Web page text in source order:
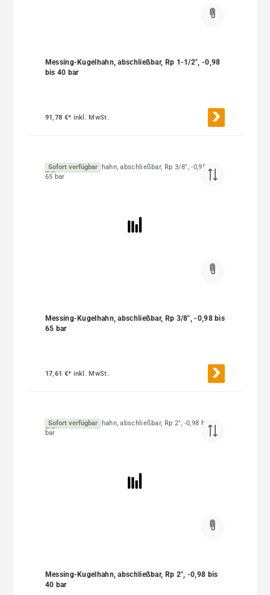
Messing-Kugelhahn, abschließbar, Rp 1-1/2", -0,98
bis 40 bar
91,78 €* inkl. MwSt.
Sofort verfügbar
Messing-Kugelhahn, abschließbar, Rp 3/8", -0,98 bis
65 bar
17,61 €* inkl. MwSt.
Sofort verfügbar
Messing-Kugelhahn, abschließbar, Rp 2", -0,98 bis
40 bar